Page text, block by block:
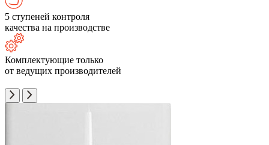
5 ступеней контроля
качества на производстве
Комплектующие только
от ведущих производителей